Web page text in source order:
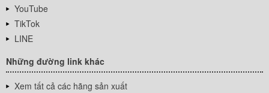
YouTube
TikTok
LINE
Những đường link khác
Xem tất cả các hãng sản xuất